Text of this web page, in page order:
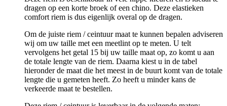
dragen op een korte broek of een chino. Deze elastieken
comfort riem is dus eigenlijk overal op de dragen.
Om de juiste riem / ceintuur maat te kunnen bepalen adviseren
wij om uw taille met een meetlint op te meten. U telt
vervolgens het getal 15 bij uw taille maat op, zo komt u aan
de totale lengte van de riem. Daarna kiest u in de tabel
hieronder de maat die het meest in de buurt komt van de totale
lengte die u gemeten heeft. Zo heeft u minder kans de
verkeerde maat te bestellen.